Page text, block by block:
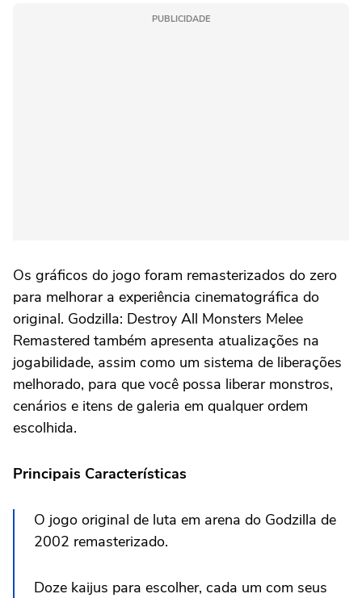
PUBLICIDADE
Os gráficos do jogo foram remasterizados do zero
para melhorar a experiência cinematográfica do
original. Godzilla: Destroy All Monsters Melee
Remastered também apresenta atualizações na
jogabilidade, assim como um sistema de liberações
melhorado, para que você possa liberar monstros,
cenários e itens de galeria em qualquer ordem
escolhida.
Principais Características
O jogo original de luta em arena do Godzilla de
2002 remasterizado.
Doze kaijus para escolher, cada um com seus